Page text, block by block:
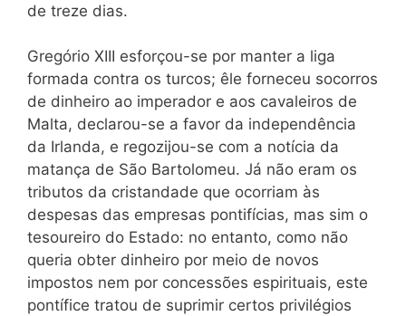
de treze dias.
Gregório XIII esforçou-se por manter a liga
formada contra os turcos; êle forneceu socorros
de dinheiro ao imperador e aos cavaleiros de
Malta, declarou-se a favor da independência
da Irlanda, e regozijou-se com a notícia da
matança de São Bartolomeu. Já não eram os
tributos da cristandade que ocorriam às
despesas das empresas pontifícias, mas sim o
tesoureiro do Estado: no entanto, como não
queria obter dinheiro por meio de novos
impostos nem por concessões espirituais, este
pontífice tratou de suprimir certos privilégios